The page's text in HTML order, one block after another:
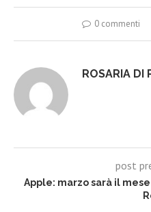
0 commenti
ROSARIA DI
post
Apple: marzo sarà il